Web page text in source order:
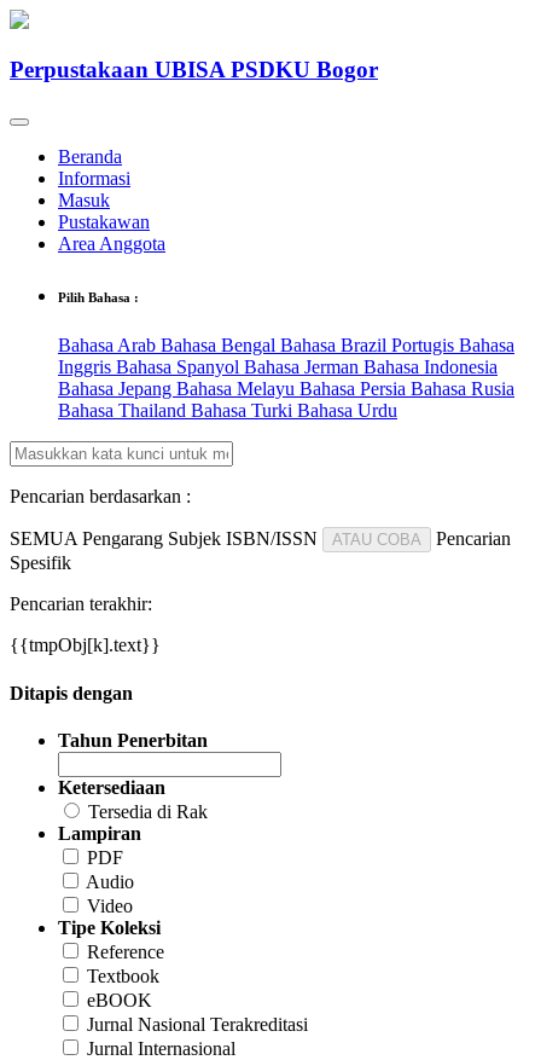
Perpustakaan UBISA PSDKU Bogor
Beranda
Informasi
Masuk
Pustakawan
Area Anggota
Pilih Bahasa :
Bahasa Arab Bahasa Bengal Bahasa Brazil Portugis Bahasa
Inggris Bahasa Spanyol Bahasa Jerman Bahasa Indonesia
Bahasa Jepang Bahasa Melayu Bahasa Persia Bahasa Rusia
Bahasa Thailand Bahasa Turki Bahasa Urdu
Pencarian berdasarkan :
SEMUA Pengarang Subjek ISBN/ISSN ATAU COBA
Pencarian
Spesifik
Pencarian terakhir:
{{tmpObj[k].text}}
Ditapis dengan
Tahun Penerbitan
Ketersediaan
Tersedia di Rak
Lampiran
PDF
Audio
Video
Tipe Koleksi
Reference
Textbook
eBOOK
Jurnal Nasional Terakreditasi
Jurnal Internasional